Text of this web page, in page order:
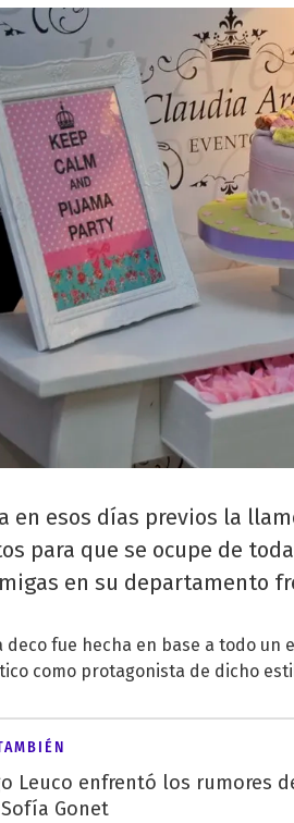
en esos días previos la
para que se ocupe de
en su departamento
deco fue hecha en base a todo un
como protagonista de dicho
Leuco enfrentó los rumores
Gonet